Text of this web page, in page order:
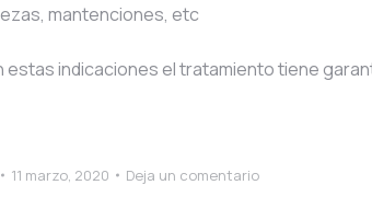
mantenciones, etc
estas indicaciones el tratamiento tiene
11 marzo, 2020 Deja un comentario